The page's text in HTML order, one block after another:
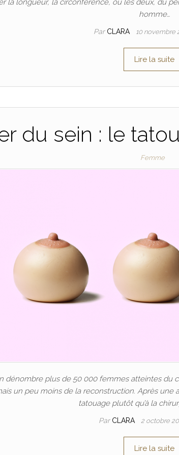
la longueur, la circonférence, ou les deux, du
homme…
Par CLARA 10 novembre
Lire la suite
du sein : le
Femme
dénombre plus de 50 000 femmes atteintes du
un peu moins de la reconstruction. Après
tatouage plutôt qu’à la
Par CLARA 2 octobre
Lire la suite